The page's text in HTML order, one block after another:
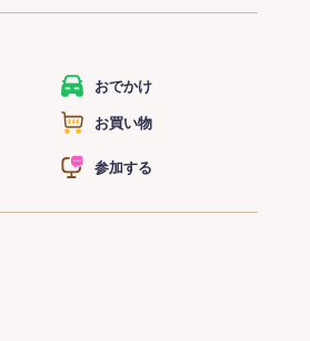
おでかけ
お買い物
参加する